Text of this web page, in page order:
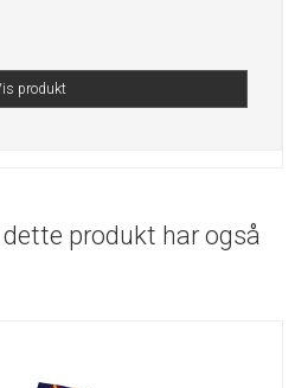
produkt
produkt har også